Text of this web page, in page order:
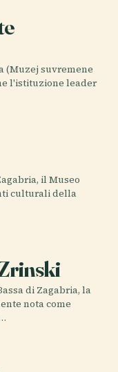
(Muzej suvremene
l'istituzione leader
il Museo
culturali della
di Zagabria, la
nota come